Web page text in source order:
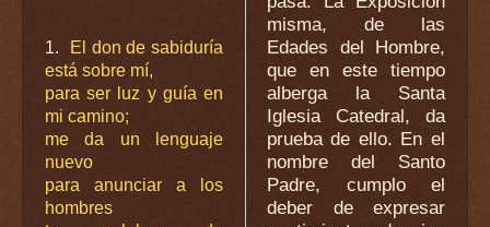
1.
El don de sabiduría
está sobre mí,
para ser luz y guía en
mi camino;
me da un lenguaje
nuevo
para anunciar a los
hombres
misma, de las
Edades del Hombre,
que en este tiempo
alberga la Santa
Iglesia Catedral, da
prueba de ello. En el
nombre del Santo
Padre, cumplo el
deber de expresar